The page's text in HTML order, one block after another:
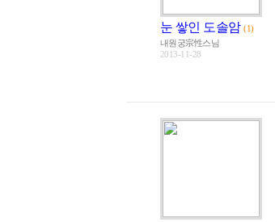
눈 쌓인 도솔암 (1)
내원궁宗性스님
2013-11-28